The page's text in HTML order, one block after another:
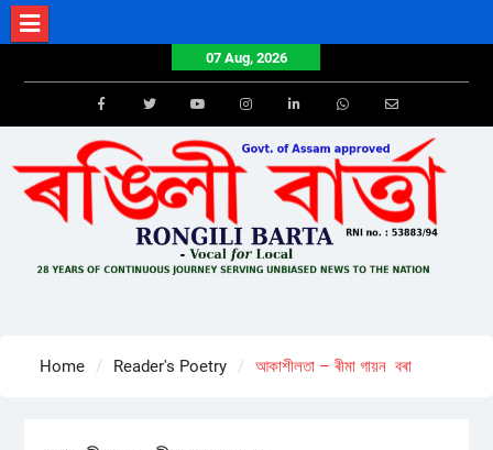
Skip
to
07 Aug, 2026
FacebookTwitterYoutube Email
Home Reader's Poetry আকাশীলতা – ৰীমা গায়ন বৰা